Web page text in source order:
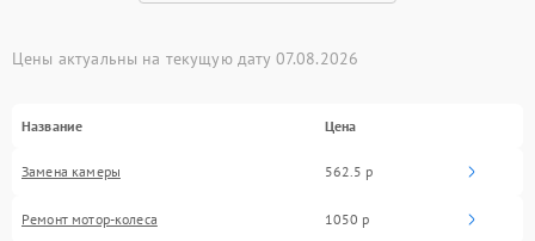
Цены актуальны на текущую дату 07.08.2026
Название Цена
Замена камеры 562.5 р
Ремонт мотор-колеса 1050 р